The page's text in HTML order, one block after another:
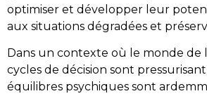
optimiser et développer leur
aux situations dégradées et
Dans un contexte où le monde de
cycles de décision sont
équilibres psychiques sont